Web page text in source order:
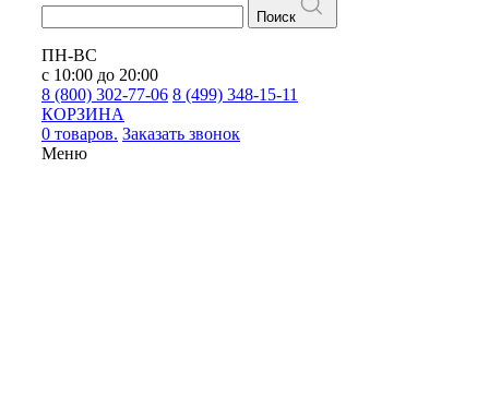
Поиск
ПН-ВС
с 10:00 до 20:00
8 (800) 302-77-06 8 (499) 348-15-11
КОРЗИНА
0 товаров. Заказать звонок
Меню